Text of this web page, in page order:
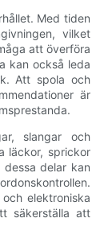
Med tiden
vilket
att överföra
kan också leda
Att spola och
är
slangar och
läckor, sprickor
delar kan
elektroniska
säkerställa att